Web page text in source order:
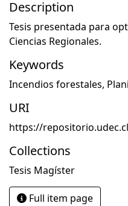
Description
Tesis presentada para
Ciencias Regionales.
Keywords
Incendios forestales,
URI
https://
Collections
Tesis Magíster
Full item page